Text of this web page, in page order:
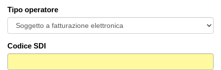
Tipo operatore
Codice SDI